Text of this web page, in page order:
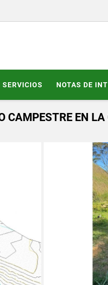
SERVICIOS NOTAS DE
CAMPESTRE EN